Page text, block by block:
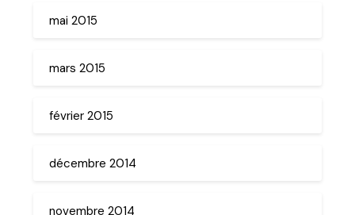
mai 2015
mars 2015
février 2015
décembre 2014
novembre 2014